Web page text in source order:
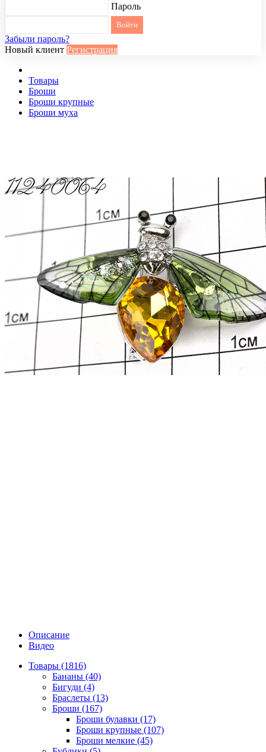
Пароль
Забыли пароль?
Новый клиент Регистрация
Товары
Броши
Броши крупные
Броши муха
Описание
Видео
Товары (1816)
Бананы (40)
Бигуди (4)
Браслеты (13)
Броши (167)
Броши булавки (17)
Броши крупные (107)
Броши мелкие (45)